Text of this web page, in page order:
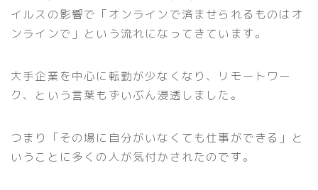
イルスの影響で「オンラインで済ませられるものはオ
ンラインで」という流れになってきています。
大手企業を中心に転勤が少なくなり、リモートワー
ク、という言葉もずいぶん浸透しました。
つまり「その場に自分がいなくても仕事ができる」と
いうことに多くの人が気付かされたのです。